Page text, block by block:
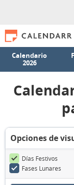
Calendario
2026
Opciones de
Días Festivos
Fases Lunares